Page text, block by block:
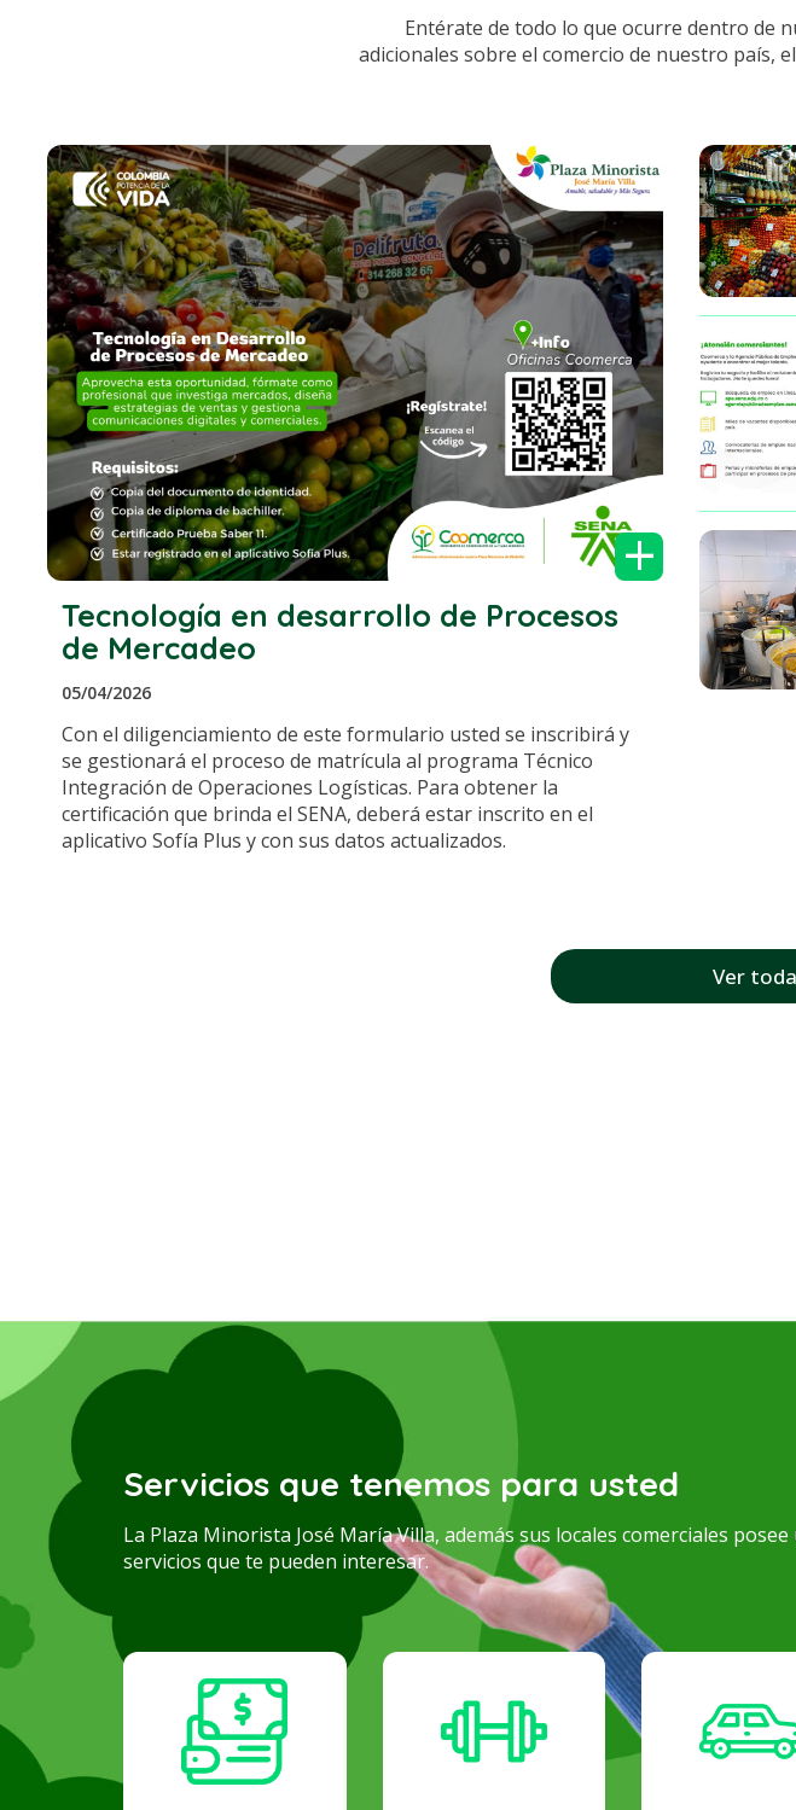
Entérate de todo lo que ocurre dentro de
adicionales sobre el comercio de nuestro país,
+
Tecnología en desarrollo de Procesos
de Mercadeo
05/04/2026
Con el diligenciamiento de este formulario usted se inscribirá y
se gestionará el proceso de matrícula al programa Técnico
Integración de Operaciones Logísticas. Para obtener la
certificación que brinda el SENA, deberá estar inscrito en el
aplicativo Sofía Plus y con sus datos actualizados.
Ver
Servicios que tenemos para usted
La Plaza Minorista José María Villa, además sus locales comerciales posee
servicios que te pueden interesar.